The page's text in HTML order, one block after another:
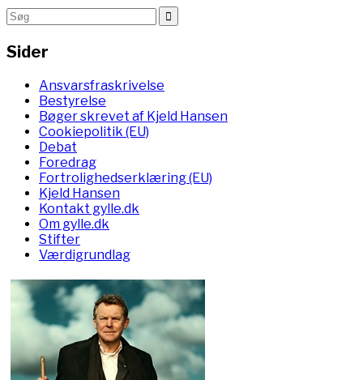
Sider
Ansvarsfraskrivelse
Bestyrelse
Bøger skrevet af Kjeld Hansen
Cookiepolitik (EU)
Debat
Foredrag
Fortrolighedserklæring (EU)
Kjeld Hansen
Kontakt gylle.dk
Om gylle.dk
Stifter
Værdigrundlag